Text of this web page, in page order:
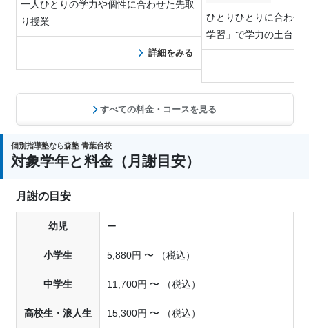
一人ひとりの学力や個性に合わせた先取
り授業
詳細をみる
ひとりひとりに合わせ
学習」で学力の土台を
すべての料金・コースを見る
個別指導塾なら森塾 青葉台校
対象学年と料金（月謝目安）
月謝の目安
幼児 ー
小学生 5,880円 〜 （税込）
中学生 11,700円 〜 （税込）
高校生・浪人生 15,300円 〜 （税込）